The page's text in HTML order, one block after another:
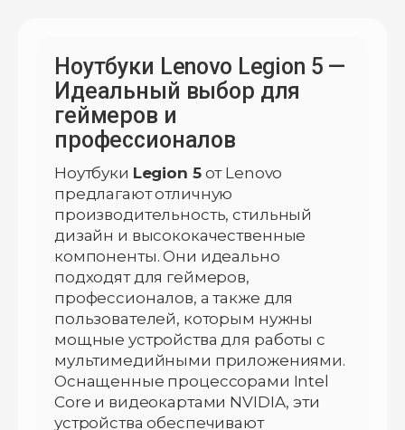
Ноутбуки Lenovo Legion 5 —
Идеальный выбор для
геймеров и
профессионалов
Ноутбуки Legion 5от Lenovo
предлагают отличную
производительность, стильный
дизайн и высококачественные
компоненты. Они идеально
подходят для геймеров,
профессионалов, а также для
пользователей, которым нужны
мощные устройства для работы с
мультимедийными приложениями.
Оснащенные процессорами Intel
Core и видеокартами NVIDIA, эти
устройства обеспечивают